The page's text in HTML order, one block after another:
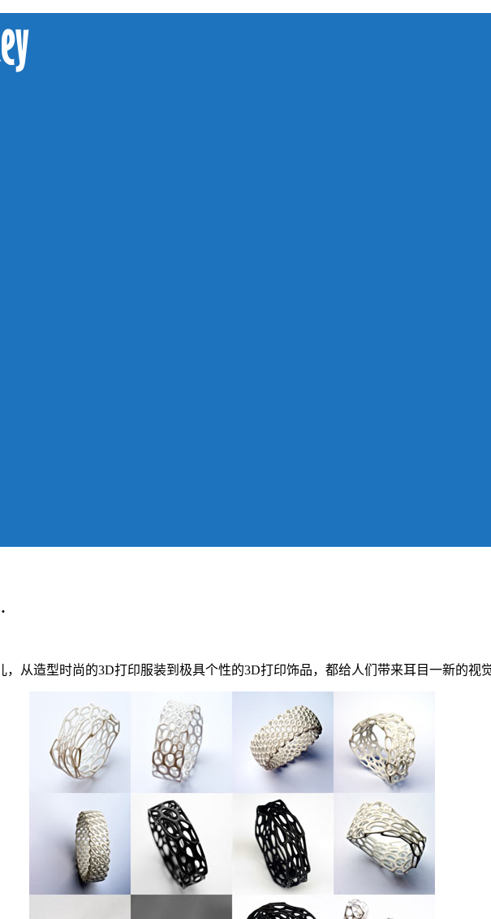
从造型时尚的3D打印服装到极具个性的3D打印饰品，都给人们带来耳目一新的视